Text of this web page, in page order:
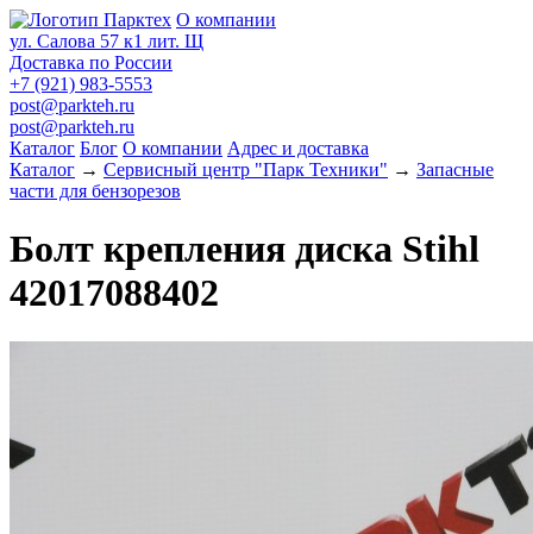
О компании
ул. Салова 57 к1 лит. Щ
Доставка по России
+7 (921) 983-5553
post@parkteh.ru
post@parkteh.ru
Каталог Блог О компании Адрес и доставка
Каталог → Сервисный центр "Парк Техники" → Запасные
части для бензорезов
Болт крепления диска Stihl
42017088402